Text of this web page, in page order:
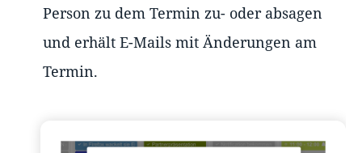
Person zu dem Termin zu- oder absagen
und erhält E-Mails mit Änderungen am
Termin.